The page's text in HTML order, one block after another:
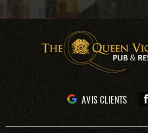
AVIS CLIENTS